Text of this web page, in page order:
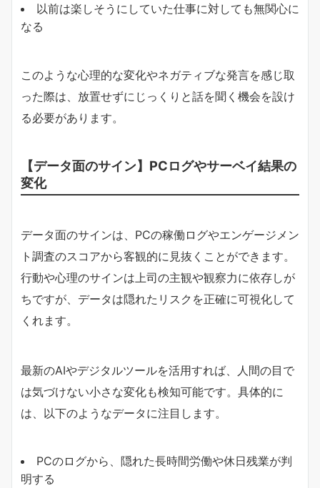
以前は楽しそうにしていた仕事に対しても無関心に
なる
このような心理的な変化やネガティブな発言を感じ取
った際は、放置せずにじっくりと話を聞く機会を設け
る必要があります。
【データ面のサイン】PCログやサーベイ結果の
変化
データ面のサインは、PCの稼働ログやエンゲージメン
ト調査のスコアから客観的に見抜くことができます。
行動や心理のサインは上司の主観や観察力に依存しが
ちですが、データは隠れたリスクを正確に可視化して
くれます。
最新のAIやデジタルツールを活用すれば、人間の目で
は気づけない小さな変化も検知可能です。具体的に
は、以下のようなデータに注目します。
PCのログから、隠れた長時間労働や休日残業が判
明する